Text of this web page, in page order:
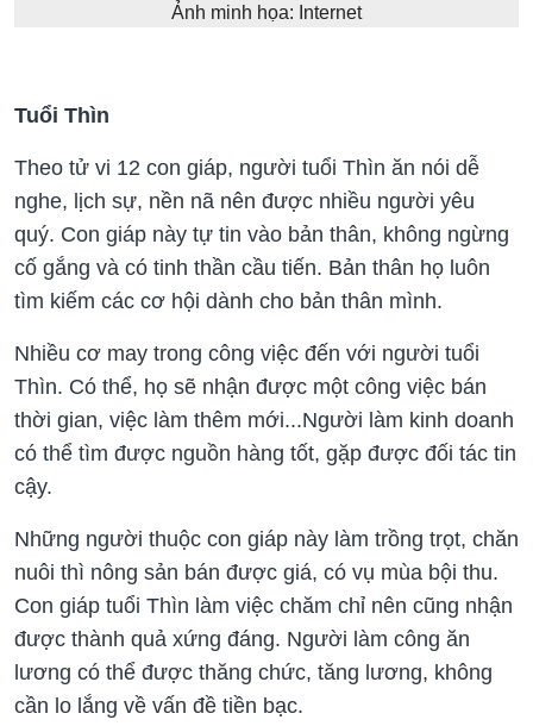
Ảnh minh họa: Internet
Tuổi Thìn
Theo tử vi 12 con giáp, người tuổi Thìn ăn nói dễ
nghe, lịch sự, nền nã nên được nhiều người yêu
quý. Con giáp này tự tin vào bản thân, không ngừng
cố gắng và có tinh thần cầu tiến. Bản thân họ luôn
tìm kiếm các cơ hội dành cho bản thân mình.
Nhiều cơ may trong công việc đến với người tuổi
Thìn. Có thể, họ sẽ nhận được một công việc bán
thời gian, việc làm thêm mới...Người làm kinh doanh
có thể tìm được nguồn hàng tốt, gặp được đối tác tin
cậy.
Những người thuộc con giáp này làm trồng trọt, chăn
nuôi thì nông sản bán được giá, có vụ mùa bội thu.
Con giáp tuổi Thìn làm việc chăm chỉ nên cũng nhận
được thành quả xứng đáng. Người làm công ăn
lương có thể được thăng chức, tăng lương, không
cần lo lắng về vấn đề tiền bạc.